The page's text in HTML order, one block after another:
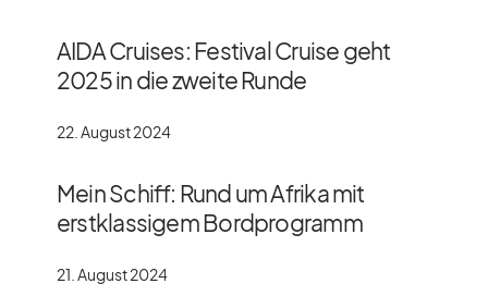
AIDA Cruises: Festival Cruise geht
2025 in die zweite Runde
22. August 2024
Mein Schiff: Rund um Afrika mit
erstklassigem Bordprogramm
21. August 2024